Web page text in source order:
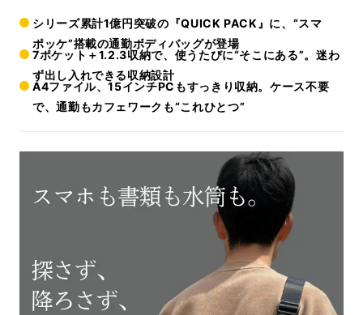
シリーズ累計1億円突破の『QUICK PACK』に、“スマ
ポッケ”搭載の通勤ボディバッグが登場
7ポケット＋1.2.3収納で、使うたびに“そこにある”。迷わ
ず出し入れできる収納設計
A4ファイル、15インチPCもすっきり収納。ケース不要
で、通勤もカフェワークも“これひとつ”